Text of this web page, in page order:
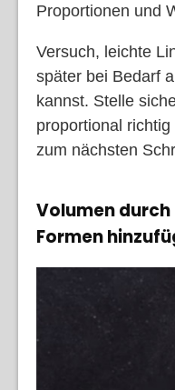
Proportionen und
Versuch, leichte
später bei Bedarf
kannst. Stelle
proportional
zum nächsten
Volumen
Formen